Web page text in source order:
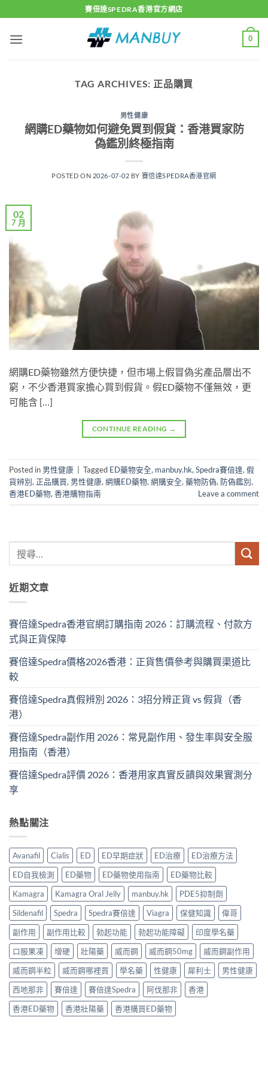
to
content
賽倍達SPEDRA香港官方網店
0
TAG ARCHIVES: 正品購買
男性健康
網購ED藥物如何避免買到假貨：香港買家防
偽鑑別終極指南
POSTED ON 2026-07-02 BY 賽倍達SPEDRA香港官網
02
7 月
網購ED藥物雖然方便快捷，但市場上假冒偽劣產品層出不
窮，不少香港買家擔心買到假貨。假ED藥物不僅無效，更
可能含 […]
CONTINUE READING →
Posted in 男性健康 Tagged ED藥物安全, manbuy.hk,Spedra賽倍達,假
貨辨別, 正品購買, 男性健康,網購ED藥物,網購安全,藥物防偽, 防偽鑑別,
香港ED藥物,香港購物指南 Leave a comment
近期文章
賽倍達Spedra香港官網訂購指南 2026：訂購流程、付款方
式與正貨保障
賽倍達Spedra價格2026香港：正貨售價參考與購買渠道比
較
賽倍達Spedra真假辨別 2026：3招分辨正貨 vs 假貨（香
港）
賽倍達Spedra副作用 2026：常見副作用、發生率與安全服
用指南（香港）
賽倍達Spedra評價 2026：香港用家真實反饋與效果實測分
享
熱點關注
Avanafil Cialis ED ED早期症狀 ED治療
ED治療方法
ED自我檢測
ED藥物 ED藥物使用指南
ED藥物比較
Kamagra
Kamagra Oral Jelly manbuy.hk
PDE5抑制劑
Sildenafil
Spedra Spedra賽倍達 Viagra 保健知識
偉哥
副作用
副作用比較 勃起功能 勃起功能障礙
印度學名藥
口服果凍
增硬 壯陽藥 威而鋼 威而鋼50mg
威而鋼副作用
威而鋼半粒
威而鋼哪裡買 學名藥 性健康 犀利士
男性健康
西地那非
賽倍達 賽倍達Spedra 阿伐那非
香港
香港ED藥物
香港壯陽藥 香港購買ED藥物